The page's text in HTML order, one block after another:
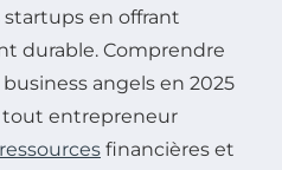
startups en offrant
durable. Comprendre
angels en 2025
tout entrepreneur
ressources financières et